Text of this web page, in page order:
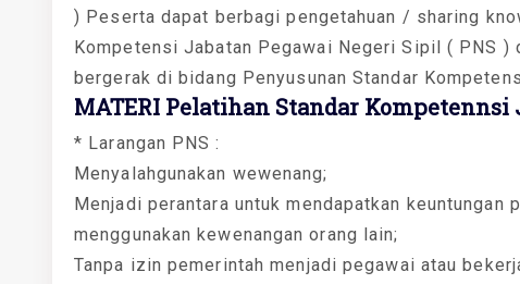
) Peserta dapat berbagi pengetahuan / sharing
Kompetensi Jabatan Pegawai Negeri Sipil ( PNS )
bergerak di bidang Penyusunan Standar
MATERI Pelatihan Standar Kompetennsi
* Larangan PNS :
Menyalahgunakan wewenang;
Menjadi perantara untuk mendapatkan keuntungan
menggunakan kewenangan orang lain;
Tanpa izin pemerintah menjadi pegawai atau